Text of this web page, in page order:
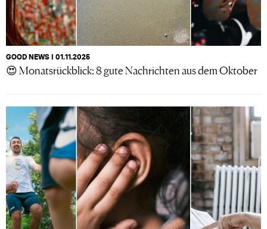
GOOD NEWS I 01.11.2025
😍 Monatsrückblick: 8 gute Nachrichten aus dem Oktober